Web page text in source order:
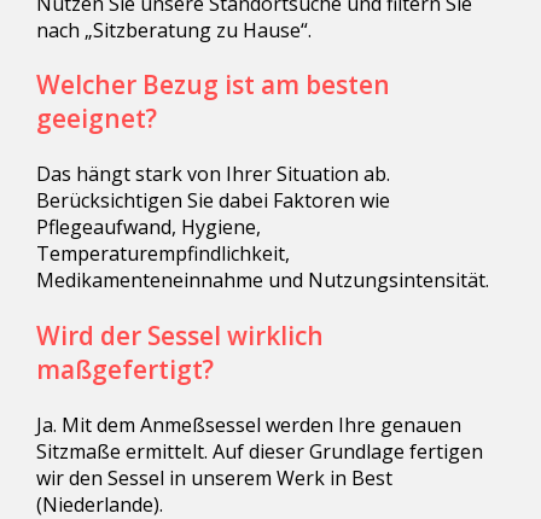
nach „Sitzberatung zu Hause“.
Welcher Bezug ist am besten
geeignet?
Das hängt stark von Ihrer Situation ab.
Berücksichtigen Sie dabei Faktoren wie
Pflegeaufwand, Hygiene,
Temperaturempfindlichkeit,
Medikamenteneinnahme und Nutzungsintensität.
Wird der Sessel wirklich
maßgefertigt?
Ja. Mit dem Anmeßsessel werden Ihre genauen
Sitzmaße ermittelt. Auf dieser Grundlage fertigen
wir den Sessel in unserem Werk in Best
(Niederlande).